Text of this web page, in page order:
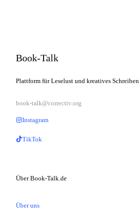
Book-Talk
Plattform für Leselust und kreatives Schreiben
book-talk@correctiv.org
Instagram
TikTok
Über Book-Talk.de
Über uns